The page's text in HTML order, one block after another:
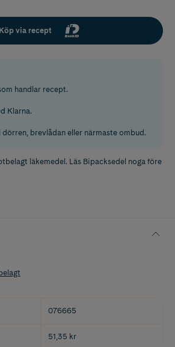
Köp via recept
handlar recept.
Klarna.
brevlådan eller närmaste ombud.
läkemedel. Läs Bipacksedel noga före
076665
51,35 kr